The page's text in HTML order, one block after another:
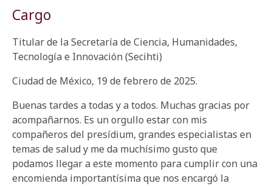
Cargo
Titular de la Secretaría de Ciencia, Humanidades,
Tecnología e Innovación (Secihti)
Ciudad de México, 19 de febrero de 2025.
Buenas tardes a todas y a todos. Muchas gracias por
acompañarnos. Es un orgullo estar con mis
compañeros del presídium, grandes especialistas en
temas de salud y me da muchísimo gusto que
podamos llegar a este momento para cumplir con una
encomienda importantísima que nos encargó la